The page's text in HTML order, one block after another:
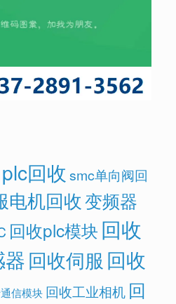
plc回收 smc单向阀回
电机回收变频器
回收plc模块 回收
回收伺服 回收
信模块 回收工业相机 回